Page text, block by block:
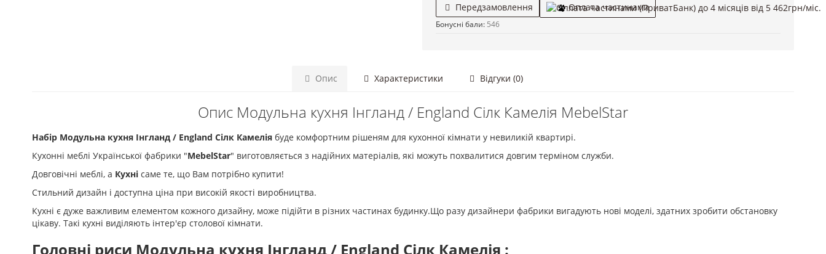
Передзамовлення Оплата частинами
Бонусні бали: 546
Опис Характеристики Відгуки (0)
Опис Модульна кухня Інгланд / England Сілк Камелія MebelStar
Набір Модульна кухня Інгланд / England Сілк Камелія буде комфортним рішеням для кухонної кімнати у невиликій квартирі.
Кухонні меблі Української фабрики "MebelStar" виготовляється з надійних матеріалів, які можуть похвалитися довгим терміном служби.
Довговічні меблі, а Кухні саме те, що Вам потрібно купити!
Стильний дизайн і доступна ціна при високій якості виробництва.
Кухні є дуже важливим елементом кожного дизайну, може підійти в різних частинах будинку.Що разу дизайнери фабрики вигадують нові моделі, здатних зробити обстановку
цікаву. Такі кухні виділяють інтер'єр столової кімнати.
Головні риси Модульна кухня Інгланд / England Сілк Камелія :